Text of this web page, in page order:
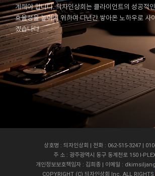
계해야 합니다. 듸자인상회는 클라이언트의 성공적
효율성을 높이기 위하여 다년간 쌓아온 노하우로 사
겠습니다.
상호명 : 듸자인상회 | 전화 : 062-515-3247 |
주 소 : 광주광역시 동구 동계천로 150 I-
개인정보보호책임자 : 김희종 | 이메일 :
COPYRIGHT (C) 듸자인상회 Inc. ALL RIGHTS